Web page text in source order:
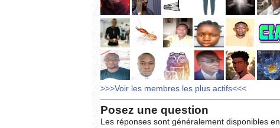
>>>Voir les membres les plus actifs<<<
Posez une question
Les réponses sont généralement disponibles en